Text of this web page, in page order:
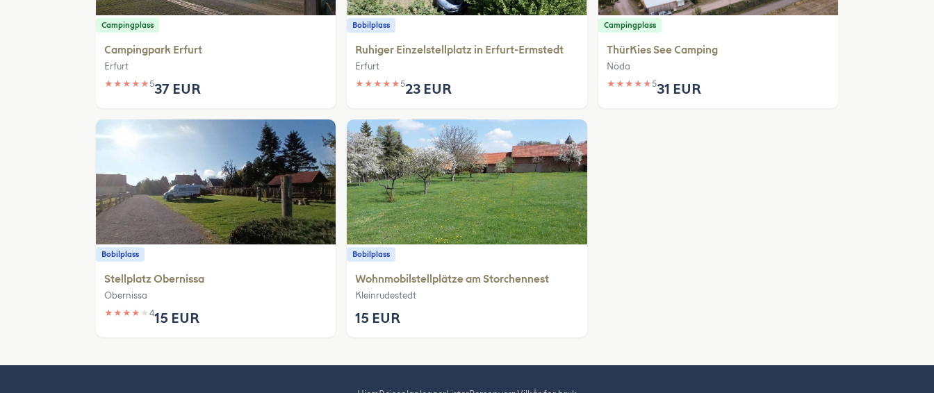
Campingplass
Campingpark Erfurt
Erfurt
★ ★ ★ ★ ★537 EUR
Bobilplass
Ruhiger Einzelstellplatz in Erfurt-Ermstedt
Erfurt
★ ★ ★ ★ ★523 EUR
Campingplass
ThürKies See Camping
Nöda
★ ★ ★ ★ ★531 EUR
Bobilplass
Stellplatz Obernissa
Obernissa
★ ★ ★ ★ ★ 415 EUR
Bobilplass
Wohnmobilstellplätze am Storchennest
Kleinrudestedt
15 EUR